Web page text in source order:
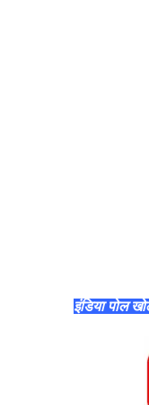
इंडिया पोल